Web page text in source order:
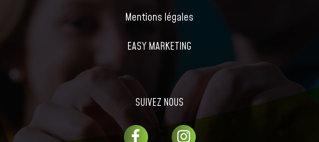
Mentions légales
EASY MARKETING
SUIVEZ NOUS